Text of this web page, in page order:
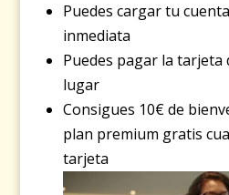
Puedes cargar tu
inmediata
Puedes pagar la tarjeta
lugar
Consigues 10€ de
plan premium gratis
tarjeta